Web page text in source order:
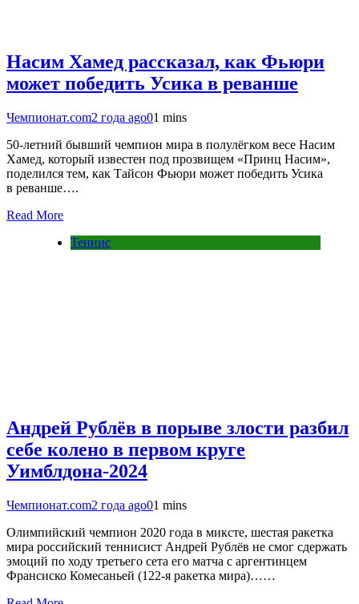
Насим Хамед рассказал, как Фьюри
может победить Усика в реванше
Чемпионат.com2 года ago01 mins
50-летний бывший чемпион мира в полулёгком весе Насим
Хамед, который известен под прозвищем «Принц Насим»,
поделился тем, как Тайсон Фьюри может победить Усика
в реванше….
Read More
Теннис
Андрей Рублёв в порыве злости разбил
себе колено в первом круге
Уимблдона-2024
Чемпионат.com2 года ago01 mins
Олимпийский чемпион 2020 года в миксте, шестая ракетка
мира российский теннисист Андрей Рублёв не смог сдержать
эмоций по ходу третьего сета его матча с аргентинцем
Франсиско Комесаньей (122-я ракетка мира)……